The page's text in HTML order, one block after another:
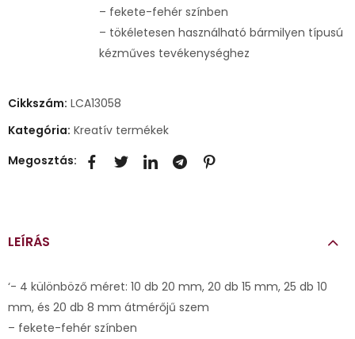
– fekete-fehér színben
– tökéletesen használható bármilyen típusú
kézműves tevékenységhez
Cikkszám: LCA13058
Kategória: Kreatív termékek
Megosztás:
LEÍRÁS
‘- 4 különböző méret: 10 db 20 mm, 20 db 15 mm, 25 db 10
mm, és 20 db 8 mm átmérőjű szem
– fekete-fehér színben